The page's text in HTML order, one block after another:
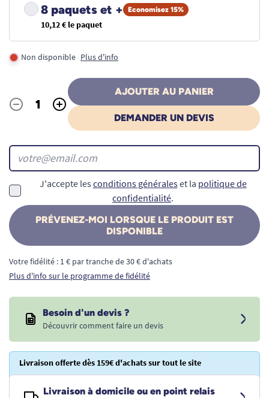
8 paquets et + Economisez 15%
10,12 € le paquet
Non disponible Plus d'info
Quantité
- +
AJOUTER AU PANIER
DEMANDER UN DEVIS
J'accepte les conditions généraleset la politique de
confidentialité.
PRÉVENEZ-MOI LORSQUE LE PRODUIT EST
DISPONIBLE
Votre fidélité : 1 € par tranche de 30 € d'achats
Plus d'info sur le programme de fidélité
Besoin d'un devis ?
Découvrir comment faire un devis
Livraison offerte dès 159€ d'achats sur tout le site
Livraison à domicile ou en point relais